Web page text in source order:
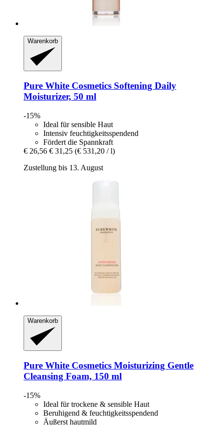
Warenkorb
Pure White Cosmetics Softening Daily
Moisturizer, 50 ml
-15%
Ideal für sensible Haut
Intensiv feuchtigkeitsspendend
Fördert die Spannkraft
€ 26,56 € 31,25 (€ 531,20 / l)
Zustellung bis 13. August
Warenkorb
Pure White Cosmetics Moisturizing Gentle
Cleansing Foam, 150 ml
-15%
Ideal für trockene & sensible Haut
Beruhigend & feuchtigkeitsspendend
Äußerst hautmild